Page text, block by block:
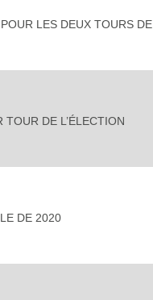
LES DEUX TOURS DE
DE L’ÉLECTION
DE 2020